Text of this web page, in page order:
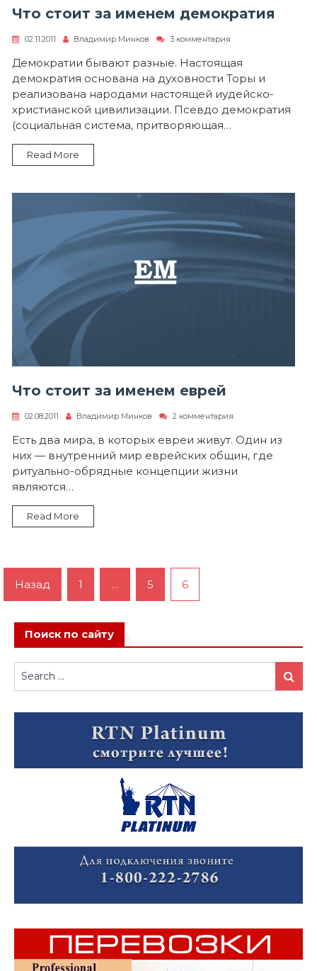
Что стоит за именем демократия
02.11.2011 Владимир Минков 3 комментария
Что
за
именем
демократия
Демократии бывают разные. Настоящая
демократия основана на духовности Торы и
реализована народами настоящей иудейско-
христианской цивилизации. Псевдо демократия
(социальная система, притворяющая…
Read More
Что стоит за именем еврей
02.08.2011 Владимир Минков 2 комментария
Что
стоит
за
именем
Есть два мира, в которых евреи живут. Один из
них — внутренний мир еврейских общин, где
ритуально-обрядные концепции жизни
являются…
Read More
Пагинация
записей
Назад 1 … 5 6
Поиск по сайту
Search
for:
Search